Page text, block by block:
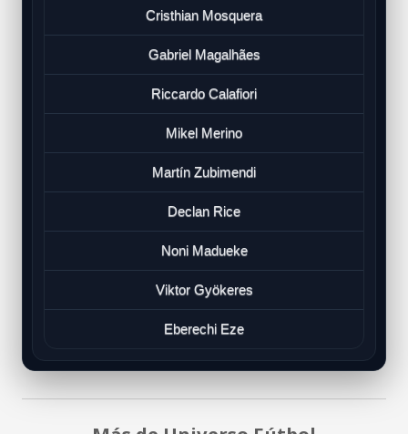
Cristhian Mosquera
Gabriel Magalhães
Riccardo Calafiori
Mikel Merino
Martín Zubimendi
Declan Rice
Noni Madueke
Viktor Gyökeres
Eberechi Eze